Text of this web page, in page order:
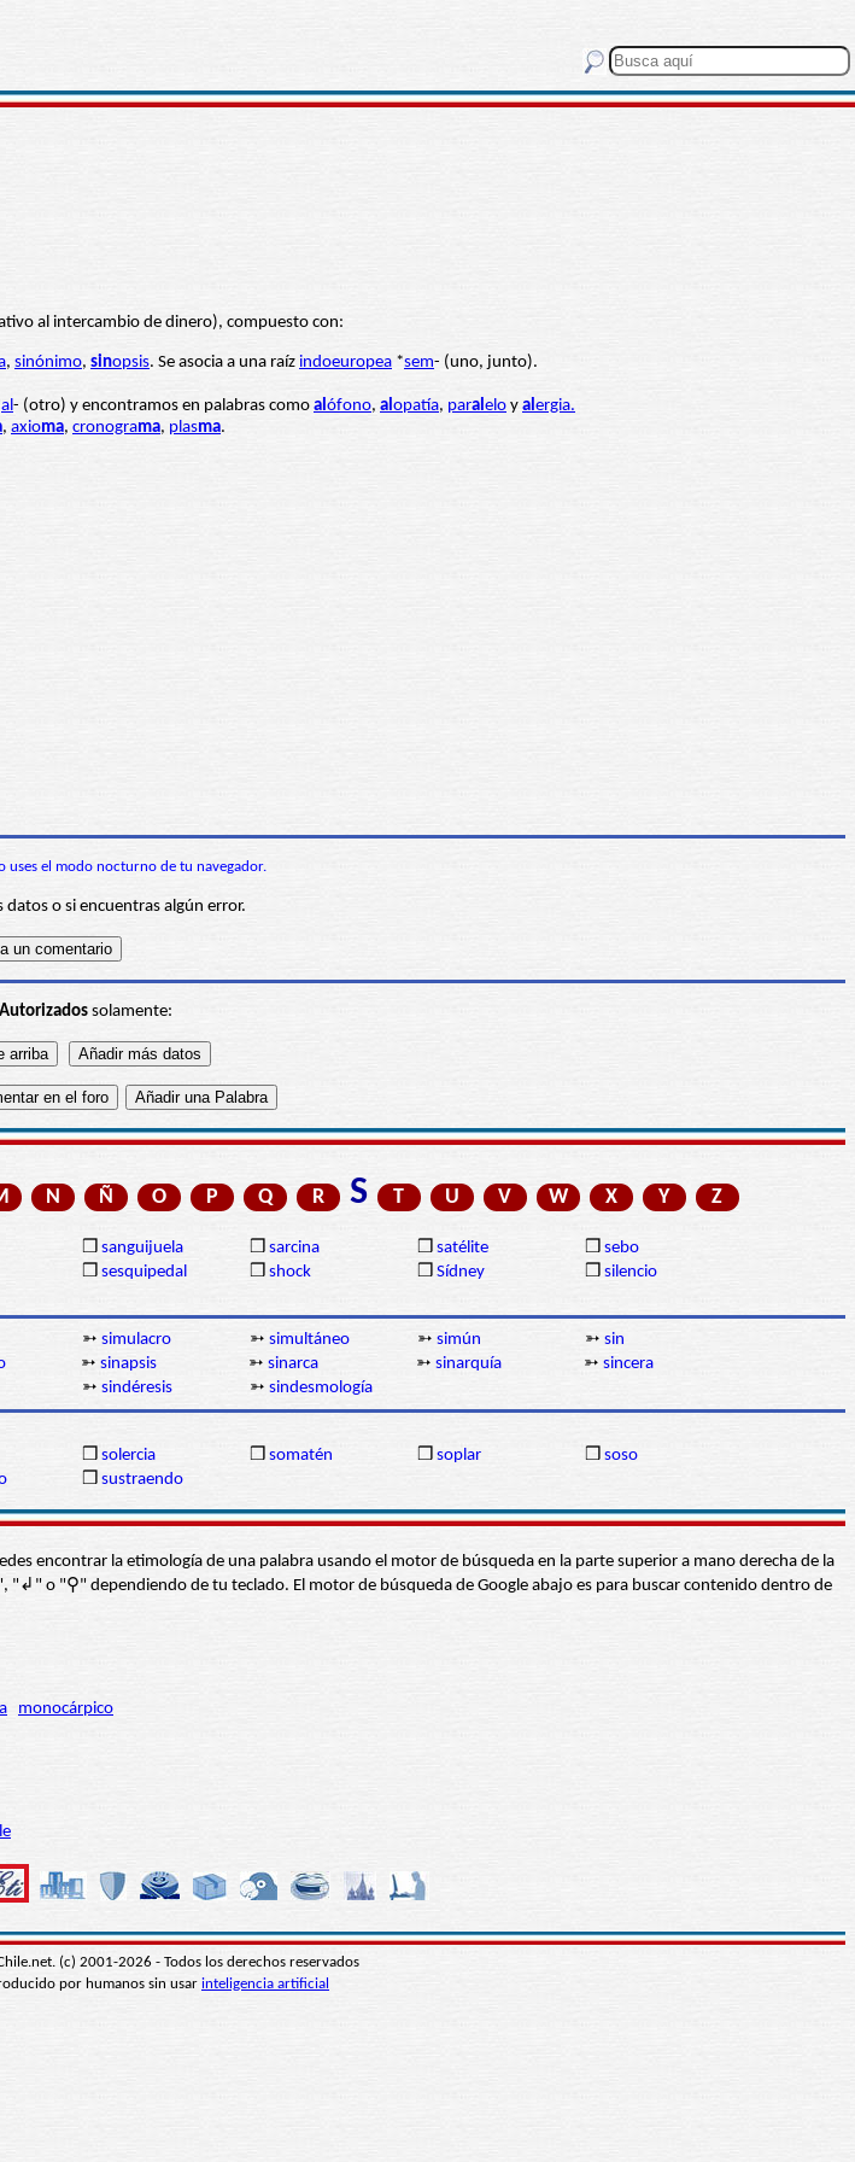
al intercambio de dinero), compuesto con:
, sinónimo, sinopsis. Se asocia a una raíz indoeuropea *sem- (uno, junto).
al- (otro) y encontramos en palabras como alófono, alopatía, paralelo y alergia.
, axioma, cronograma, plasma.
uses el modo nocturno de tu navegador.
datos o si encuentras algún error.
solamente:
N Ñ O P Q R S T U V W X Y Z
❒ sanguijuela ❒ sarcina ❒ satélite ❒ sebo
❒ sesquipedal ❒ shock ❒ Sídney ❒ silencio
➳ simulacro ➳ simultáneo ➳ simún ➳ sin
➳ sinapsis ➳ sinarca ➳ sinarquía ➳ sincera
➳ sindéresis ➳ sindesmología
❒ solercia ❒ somatén ❒ soplar ❒ soso
❒ sustraendo
encontrar la etimología de una palabra usando el motor de búsqueda en la parte superior a mano derecha de la
"↲" o "⚲" dependiendo de tu teclado. El motor de búsqueda de Google abajo es para buscar contenido dentro de
monocárpico
(c) 2001-2026 - Todos los derechos reservados
por humanos sin usar inteligencia artificial